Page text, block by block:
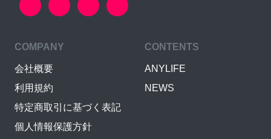
COMPANY
会社概要
利用規約
特定商取引に基づく表記
個人情報保護方針
CONTENTS
ANYLIFE
NEWS